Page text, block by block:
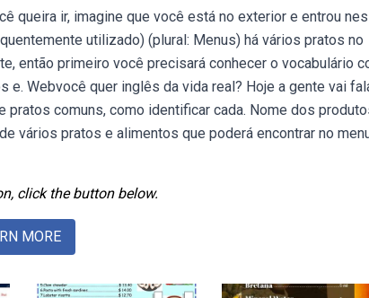
queira ir, imagine que você está no exterior e entrou
utilizado) (plural: Menus) há vários pratos no
então primeiro você precisará conhecer o vocabulário
Webvocê quer inglês da vida real? Hoje a gente vai
comuns, como identificar cada. Nome dos
vários pratos e alimentos que poderá encontrar no
click the button below.
MORE